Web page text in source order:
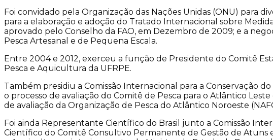
Foi convidado pela Organização das Nações Unidas (ONU) para
para a elaboração e adoção do Tratado Internacional sobre
aprovado pelo Conselho da FAO, em Dezembro de 2009; e a
Pesca Artesanal e de Pequena Escala.
Entre 2004 e 2012, exerceu a função de Presidente do Comitê
Pesca e Aquicultura da UFRPE.
Também presidiu a Comissão Internacional para a Conservação
o processo de avaliação do Comitê de Pesca para o Atlântico
de avaliação da Organização de Pesca do Atlântico Noroeste
Foi ainda Representante Científico do Brasil junto a Comissão
Científico do Comitê Consultivo Permanente de Gestão de Atuns